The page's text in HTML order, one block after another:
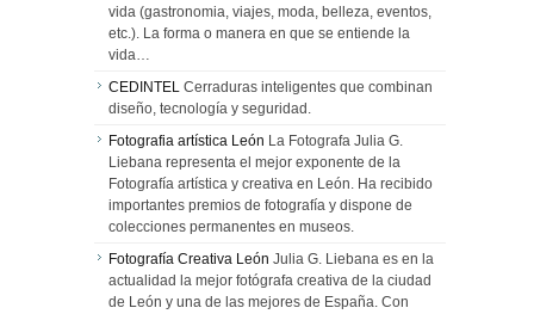
vida (gastronomia, viajes, moda, belleza, eventos,
etc.). La forma o manera en que se entiende la
vida…
CEDINTEL Cerraduras inteligentes que combinan
diseño, tecnología y seguridad.
Fotografia artística León La Fotografa Julia G.
Liebana representa el mejor exponente de la
Fotografía artística y creativa en León. Ha recibido
importantes premios de fotografía y dispone de
colecciones permanentes en museos.
Fotografía Creativa León Julia G. Liebana es en la
actualidad la mejor fotógrafa creativa de la ciudad
de León y una de las mejores de España. Con